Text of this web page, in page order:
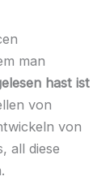
man
hast ist
von
von
all diese